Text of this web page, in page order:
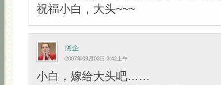
祝福小白，大头~~~
阿企
2007年09月03日 3:42上午
小白，嫁给大头吧……